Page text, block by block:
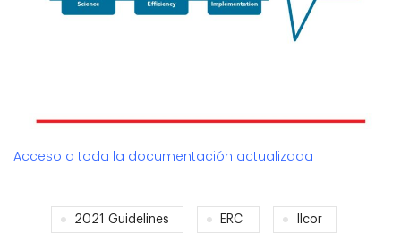
Acceso a toda la documentación actualizada
2021 Guidelines ERC Ilcor